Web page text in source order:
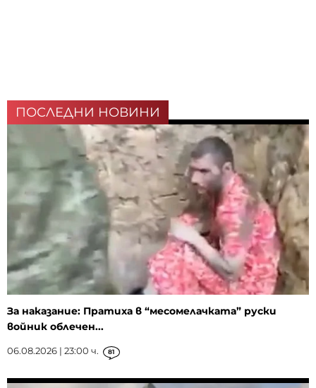
ПОСЛЕДНИ НОВИНИ
За наказание: Пратиха в “месомелачката” руски
войник облечен...
06.08.2026 | 23:00 ч. 81